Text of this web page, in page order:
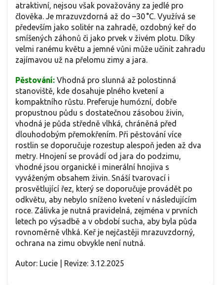
atraktivní, nejsou však považovány za jedlé pro
člověka. Je mrazuvzdorná až do –30 °C. Využívá se
především jako solitér na zahradě, ozdobný keř do
smíšených záhonů či jako prvek v živém plotu. Díky
velmi ranému květu a jemné vůni může učinit zahradu
zajímavou už na přelomu zimy a jara.
Pěstování: Vhodná pro slunná až polostinná
stanoviště, kde dosahuje plného kvetení a
kompaktního růstu. Preferuje humózní, dobře
propustnou půdu s dostatečnou zásobou živin,
vhodná je půda středně vlhká, chráněná před
dlouhodobým přemokřením. Při pěstování více
rostlin se doporučuje rozestup alespoň jeden až dva
metry. Hnojení se provádí od jara do podzimu,
vhodné jsou organické i minerální hnojiva s
vyváženým obsahem živin. Snáší tvarovací i
prosvětlující řez, který se doporučuje provádět po
odkvětu, aby nebylo sníženo kvetení v následujícím
roce. Zálivka je nutná pravidelná, zejména v prvních
letech po výsadbě a v období sucha, aby byla půda
rovnoměrně vlhká. Keř je nejčastěji mrazuvzdorný,
ochrana na zimu obvykle není nutná.
Autor: Lucie | Revize: 3.12.2025